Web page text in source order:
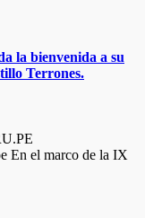
la bienvenida a su
Terrones.
En el marco de la IX